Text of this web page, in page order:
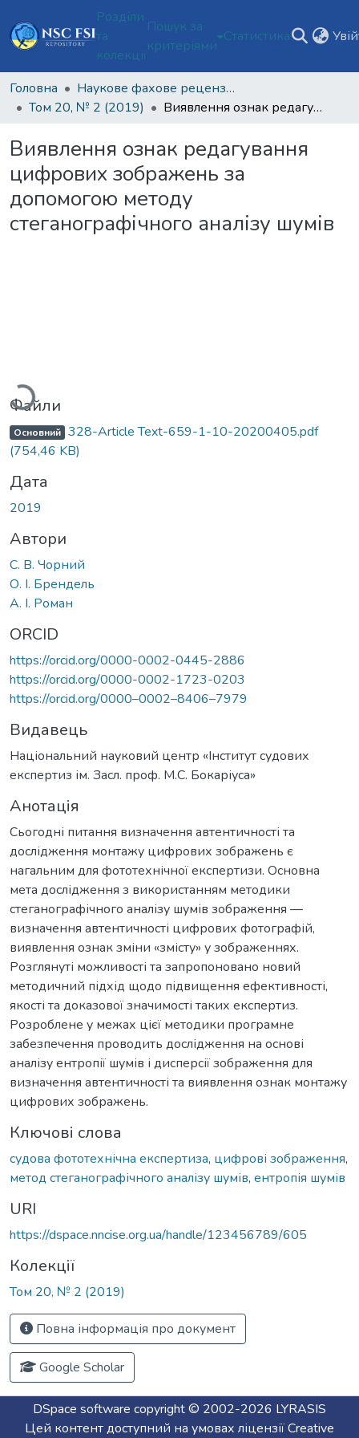
Розділи
та
колекції
Пошук за
критеріями
Статистика
Головна
Наукове фахове рецензоване видання відкритого доступу "Теорія та практика судової експертизи і криміналістики"
Том 20, № 2 (2019)
Виявлення ознак редагування цифрових зображень за допомогою методу стеганографічного аналізу шумів
Виявлення ознак редагування
цифрових зображень за
допомогою методу
стеганографічного аналізу шумів
Файли
Основний 328-Article Text-659-1-10-20200405.pdf
(754,46 KB)
Дата
2019
Автори
С. В. Чорний
О. І. Брендель
А. І. Роман
ORCID
https://orcid.org/0000-0002-0445-2886
https://orcid.org/0000-0002-1723-0203
https://orcid.org/0000–0002–8406–7979
Видавець
Національний науковий центр «Інститут судових
експертиз ім. Засл. проф. М.С. Бокаріуса»
Анотація
Сьогодні питання визначення автентичності та
дослідження монтажу цифрових зображень є
нагальним для фототехнічної експертизи. Основна
мета дослідження з використанням методики
стеганографічного аналізу шумів зображення —
визначення автентичності цифрових фотографій,
виявлення ознак зміни «змісту» у зображеннях.
Розглянуті можливості та запропоновано новий
методичний підхід щодо підвищення ефективності,
якості та доказової значимості таких експертиз.
Розроблене у межах цієї методики програмне
забезпечення проводить дослідження на основі
аналізу ентропії шумів і дисперсії зображення для
визначення автентичності та виявлення ознак монтажу
цифрових зображень.
Ключові слова
судова фототехнічна експертиза, цифрові зображення,
метод стеганографічного аналізу шумів, ентропія шумів
URI
https://dspace.nncise.org.ua/handle/123456789/605
Колекції
Том 20, № 2 (2019)
Повна інформація про документ
Google Scholar
DSpace software copyright © 2002-2026 LYRASIS
Цей контент доступний на умовах ліцензіїCreative